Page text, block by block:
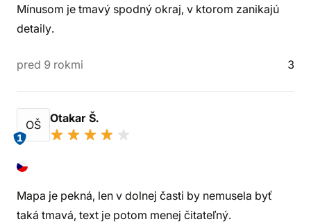
Mínusom je tmavý spodný okraj, v ktorom zanikajú
detaily.
pred 9 rokmi 3
OŠ
1
Otakar Š.
Mapa je pekná, len v dolnej časti by nemusela byť
taká tmavá, text je potom menej čitateľný.